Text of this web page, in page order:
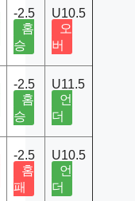
-2.5
홈
승
U10.5
오
버
-2.5
홈
승
U11.5
언
더
-2.5
홈
패
U10.5
언
더